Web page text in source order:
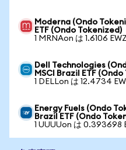
Moderna (Ondo
ETF (Ondo Tokenized)
1 MRNAon は 1.6106
Dell Technologies
MSCI Brazil ETF
1 DELLon は 12.4734
Energy Fuels (Ondo
Brazil ETF (Ondo
1 UUUUon は 0.393698